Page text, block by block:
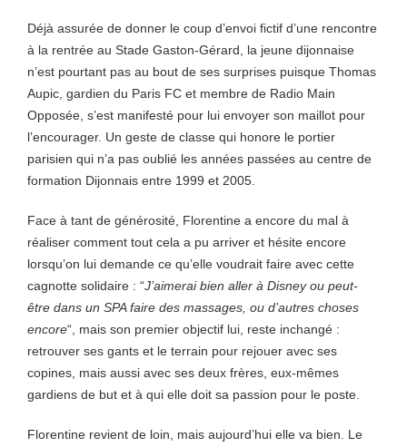
Déjà assurée de donner le coup d’envoi fictif d’une rencontre
à la rentrée au Stade Gaston-Gérard, la jeune dijonnaise
n’est pourtant pas au bout de ses surprises puisque Thomas
Aupic, gardien du Paris FC et membre de Radio Main
Opposée, s’est manifesté pour lui envoyer son maillot pour
l’encourager. Un geste de classe qui honore le portier
parisien qui n’a pas oublié les années passées au centre de
formation Dijonnais entre 1999 et 2005.
Face à tant de générosité, Florentine a encore du mal à
réaliser comment tout cela a pu arriver et hésite encore
lorsqu’on lui demande ce qu’elle voudrait faire avec cette
cagnotte solidaire : “J’aimerai bien aller à Disney ou peut-
être dans un SPA faire des massages, ou d’autres choses
encore“, mais son premier objectif lui, reste inchangé :
retrouver ses gants et le terrain pour rejouer avec ses
copines, mais aussi avec ses deux frères, eux-mêmes
gardiens de but et à qui elle doit sa passion pour le poste.
Florentine revient de loin, mais aujourd’hui elle va bien. Le